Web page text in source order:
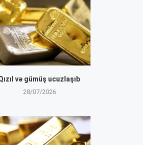
və gümüş ucuzlaşıb
28/07/2026